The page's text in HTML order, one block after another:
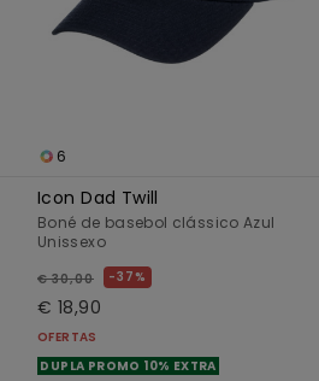
6
Icon Dad Twill
Boné de basebol clássico Azul
Unissexo
€ 30,00 37%
€ 18,90
OFERTAS
DUPLA PROMO 10% EXTRA